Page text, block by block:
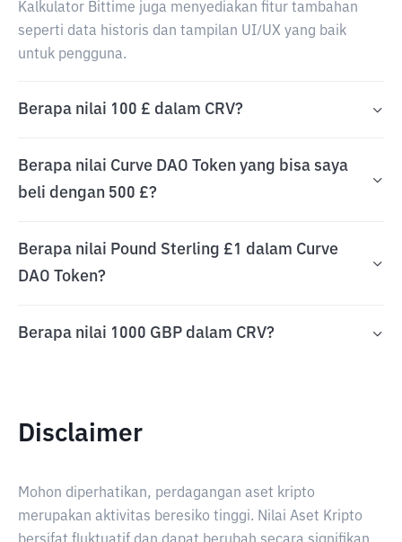
Kalkulator Bittime juga menyediakan fitur tambahan
seperti data historis dan tampilan UI/UX yang baik
untuk pengguna.
Berapa nilai 100 £ dalam CRV?
Berapa nilai Curve DAO Token yang bisa saya
beli dengan 500 £?
Berapa nilai Pound Sterling £1 dalam Curve
DAO Token?
Berapa nilai 1000 GBP dalam CRV?
Disclaimer
Mohon diperhatikan, perdagangan aset kripto
merupakan aktivitas beresiko tinggi. Nilai Aset Kripto